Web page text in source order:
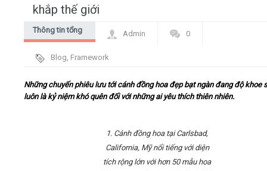
Video
khắp thế giới
Thông tin tổng
Admin 0
Blog, Framework
Những chuyến phiêu lưu tới cánh đồng hoa đẹp bạt ngàn đang độ khoe
luôn là kỷ niệm khó quên đối với những ai yêu thích thiên nhiên.
1. Cánh đồng hoa tại Carlsbad,
California, Mỹ nổi tiếng với diện
tích rộng lớn với hơn 50 mẫu hoa